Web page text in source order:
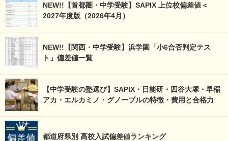
NEW!!【首都圏・中学受験】SAPIX 上位校偏差値＜
2027年度版（2026年4月）
NEW!!【関西・中学受験】浜学園「小6合否判定テス
ト」偏差値一覧
【中学受験の塾選び】SAPIX・日能研・四谷大塚・早稲
アカ・エルカミノ・グノーブルの特徴・費用と合格力
都道府県別 高校入試偏差値ランキング